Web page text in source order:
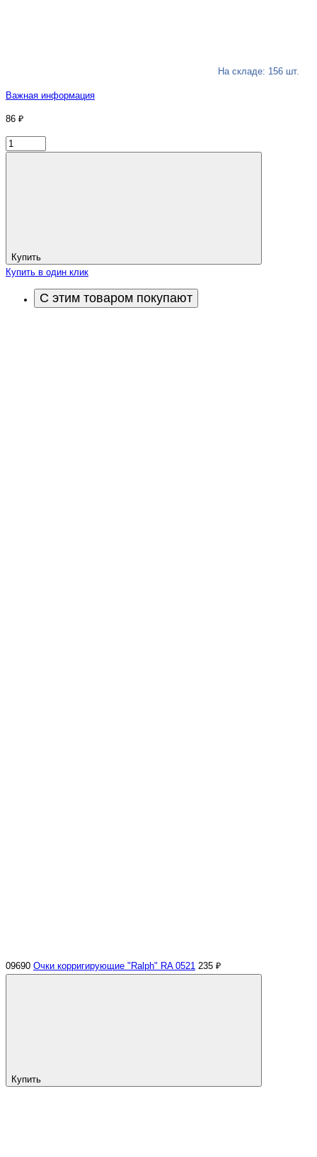
На складе: 156 шт.
Важная информация
86 ₽
Купить
Купить в один клик
С этим товаром покупают
09690 Очки корригирующие "Ralph" RA 0521 235 ₽
Купить